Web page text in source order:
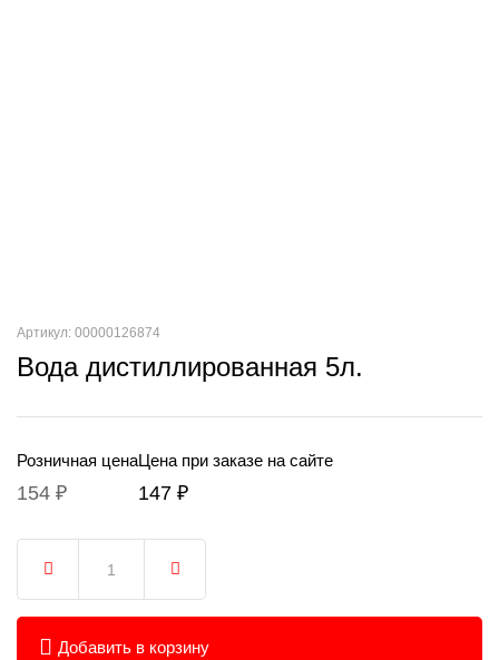
Артикул: 00000126874
Вода дистиллированная 5л.
Розничная цена
154 ₽
Цена при заказе на сайте
147 ₽
Добавить в корзину